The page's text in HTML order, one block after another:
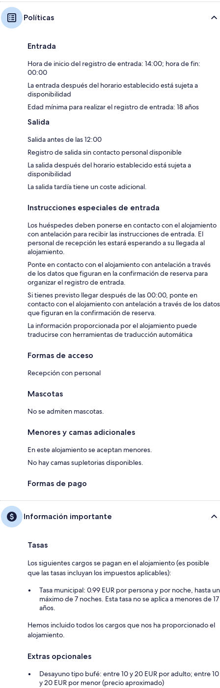
Políticas
Entrada
Hora de inicio del registro de entrada: 14:00; hora de fin:
00:00
La entrada después del horario establecido está sujeta a
disponibilidad
Edad mínima para realizar el registro de entrada: 18 años
Salida
Salida antes de las 12:00
Registro de salida sin contacto personal disponible
La salida después del horario establecido está sujeta a
disponibilidad
La salida tardía tiene un coste adicional.
Instrucciones especiales de entrada
Los huéspedes deben ponerse en contacto con el alojamiento
con antelación para recibir las instrucciones de entrada. El
personal de recepción les estará esperando a su llegada al
alojamiento.
Ponte en contacto con el alojamiento con antelación a través
de los datos que figuran en la confirmación de reserva para
organizar el registro de entrada.
Si tienes previsto llegar después de las 00:00, ponte en
contacto con el alojamiento con antelación a través de los datos
que figuran en la confirmación de reserva.
La información proporcionada por el alojamiento puede
traducirse con herramientas de traducción automática
Formas de acceso
Recepción con personal
Mascotas
No se admiten mascotas.
Menores y camas adicionales
En este alojamiento se aceptan menores.
No hay camas supletorias disponibles.
Formas de pago
Información importante
Tasas
Los siguientes cargos se pagan en el alojamiento (es posible
que las tasas incluyan los impuestos aplicables):
Tasa municipal: 0.99 EUR por persona y por noche, hasta un
máximo de 7 noches. Esta tasa no se aplica a menores de 17
años.
Hemos incluido todos los cargos que nos ha proporcionado el
alojamiento.
Extras opcionales
Desayuno tipo bufé: entre 10 y 20 EUR por adulto; entre 10
y 20 EUR por menor (precio aproximado)